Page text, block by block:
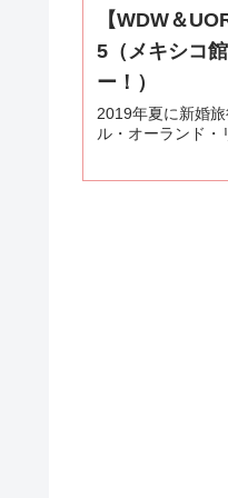
【WDW＆
5（メキシコ
ー！）
2019年夏に新婚
ル・オーランド・